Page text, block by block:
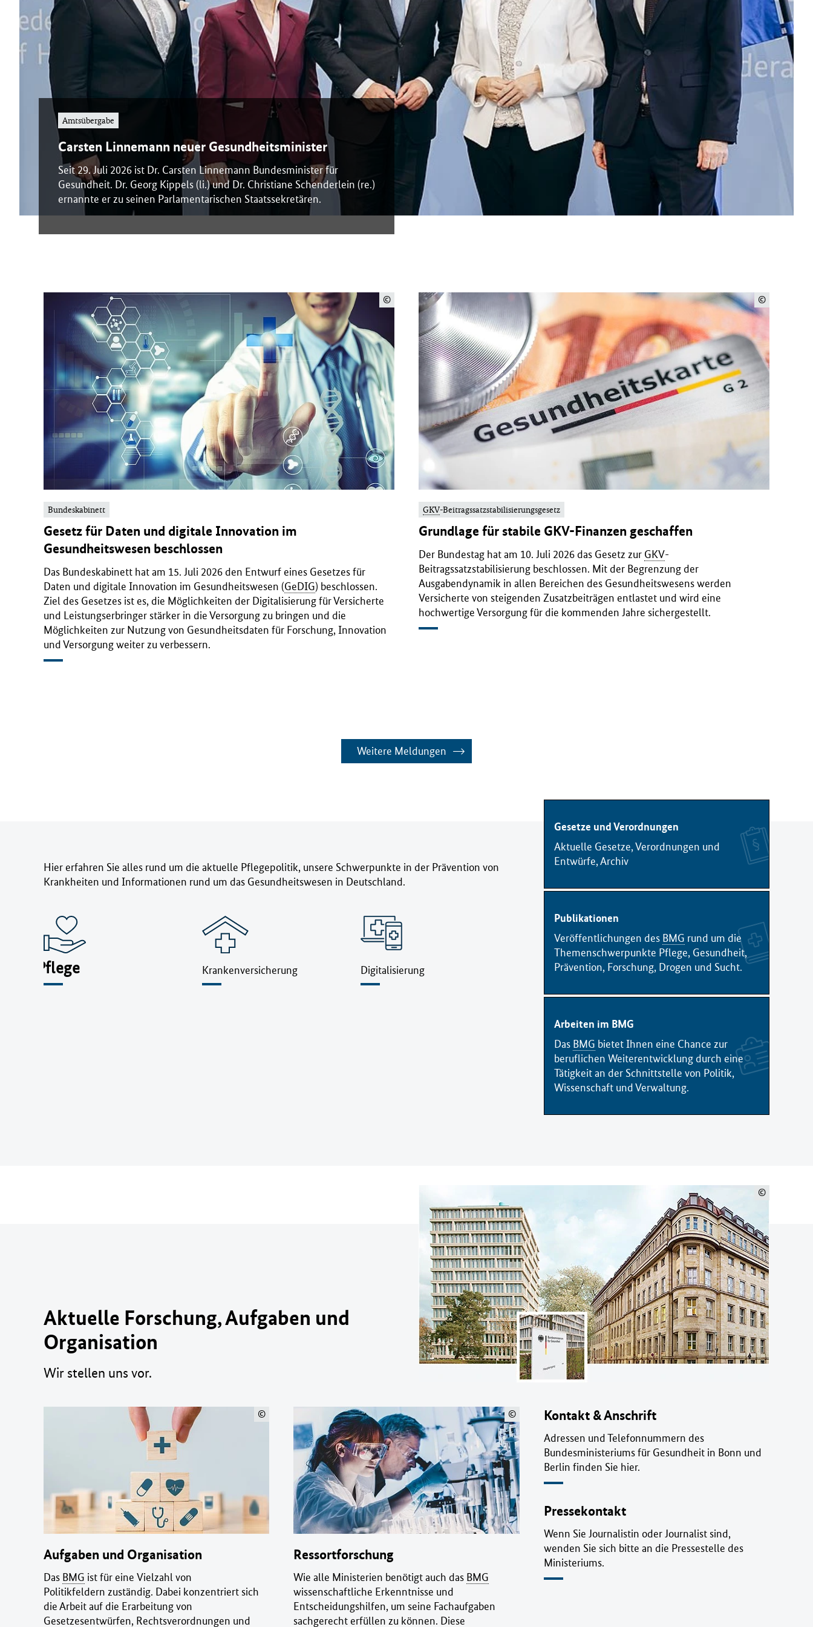
M
Amtsübergabe
Carsten Linnemann neuer Gesundheitsminister
Seit 29. Juli 2026 ist Dr. Carsten Linnemann Bundesminister für
Gesundheit. Dr. Georg Kippels (li.) und Dr. Christiane Schenderlein (re.)
ernannte er zu seinen Parlamentarischen Staatssekretären.
©
Bundeskabinett
Gesetz für Daten und digitale Innovation im
Gesundheitswesen beschlossen
Das Bundeskabinett hat am 15. Juli 2026 den Entwurf eines Gesetzes für
Daten und digitale Innovation im Gesundheitswesen (GeDIG) beschlossen.
Ziel des Gesetzes ist es, die Möglichkeiten der Digitalisierung für Versicherte
und Leistungserbringer stärker in die Versorgung zu bringen und die
Möglichkeiten zur Nutzung von Gesundheitsdaten für Forschung, Innovation
und Versorgung weiter zu verbessern.
©
GKV-Beitragssatzstabilisierungsgesetz
Grundlage für stabile GKV-Finanzen geschaffen
Der Bundestag hat am 10. Juli 2026 das Gesetz zur GKV-
Beitragssatzstabilisierung beschlossen. Mit der Begrenzung der
Ausgabendynamik in allen Bereichen des Gesundheitswesens werden
Versicherte von steigenden Zusatzbeiträgen entlastet und wird eine
hochwertige Versorgung für die kommenden Jahre sichergestellt.
Weitere Meldungen
Hier erfahren Sie alles rund um die aktuelle Pflegepolitik, unsere Schwerpunkte in der Prävention von
Krankheiten und Informationen rund um das Gesundheitswesen in Deutschland.
Pflege Krankenversicherung Digitalisierung Gesundheitswesen Prävention
Gesetze und Verordnungen
Aktuelle Gesetze, Verordnungen und
Entwürfe, Archiv
Publikationen
Veröffentlichungen des BMG rund um die
Themenschwerpunkte Pflege, Gesundheit,
Prävention, Forschung, Drogen und Sucht.
Arbeiten im BMG
Das BMG bietet Ihnen eine Chance zur
beruflichen Weiterentwicklung durch eine
Tätigkeit an der Schnittstelle von Politik,
Wissenschaft und Verwaltung.
Aktuelle Forschung, Aufgaben und
Organisation
Wir stellen uns vor.
©
©
Aufgaben und Organisation
Das BMG ist für eine Vielzahl von
Politikfeldern zuständig. Dabei konzentriert sich
die Arbeit auf die Erarbeitung von
Gesetzesentwürfen, Rechtsverordnungen und
©
Ressortforschung
Wie alle Ministerien benötigt auch das BMG
wissenschaftliche Erkenntnisse und
Entscheidungshilfen, um seine Fachaufgaben
sachgerecht erfüllen zu können. Diese
Kontakt & Anschrift
Adressen und Telefonnummern des
Bundesministeriums für Gesundheit in Bonn und
Berlin finden Sie hier.
Pressekontakt
Wenn Sie Journalistin oder Journalist sind,
wenden Sie sich bitte an die Pressestelle des
Ministeriums.